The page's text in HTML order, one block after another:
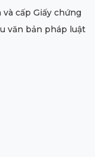
cấp Giấy chứng
văn bản pháp luật